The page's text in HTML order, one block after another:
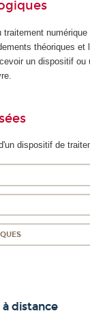
traitement
théoriques et
un dispositif
dispositif de
distance